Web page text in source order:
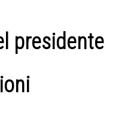
presidente